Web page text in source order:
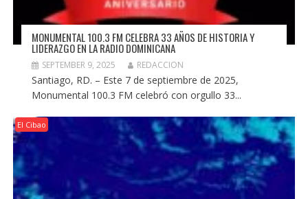
MONUMENTAL 100.3 FM CELEBRA 33 AÑOS DE HISTORIA Y
LIDERAZGO EN LA RADIO DOMINICANA
SEPTEMBER 9, 2025 REDACCION
Santiago, RD. – Este 7 de septiembre de 2025,
Monumental 100.3 FM celebró con orgullo 33...
El Cibao